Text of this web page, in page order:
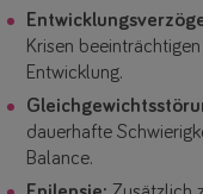
Krisen
Entwicklung.
dauerhafte
Balance.